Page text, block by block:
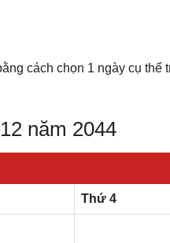
cách chọn 1 ngày cụ
năm 2044
Thứ 4